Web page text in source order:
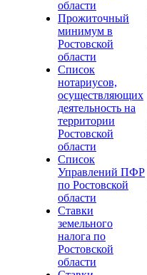
области
Прожиточный
минимум в
Ростовской
области
Список
нотариусов,
осуществляющих
деятельность на
территории
Ростовской
области
Список
Управлений ПФР
по Ростовской
области
Ставки
земельного
налога по
Ростовской
области